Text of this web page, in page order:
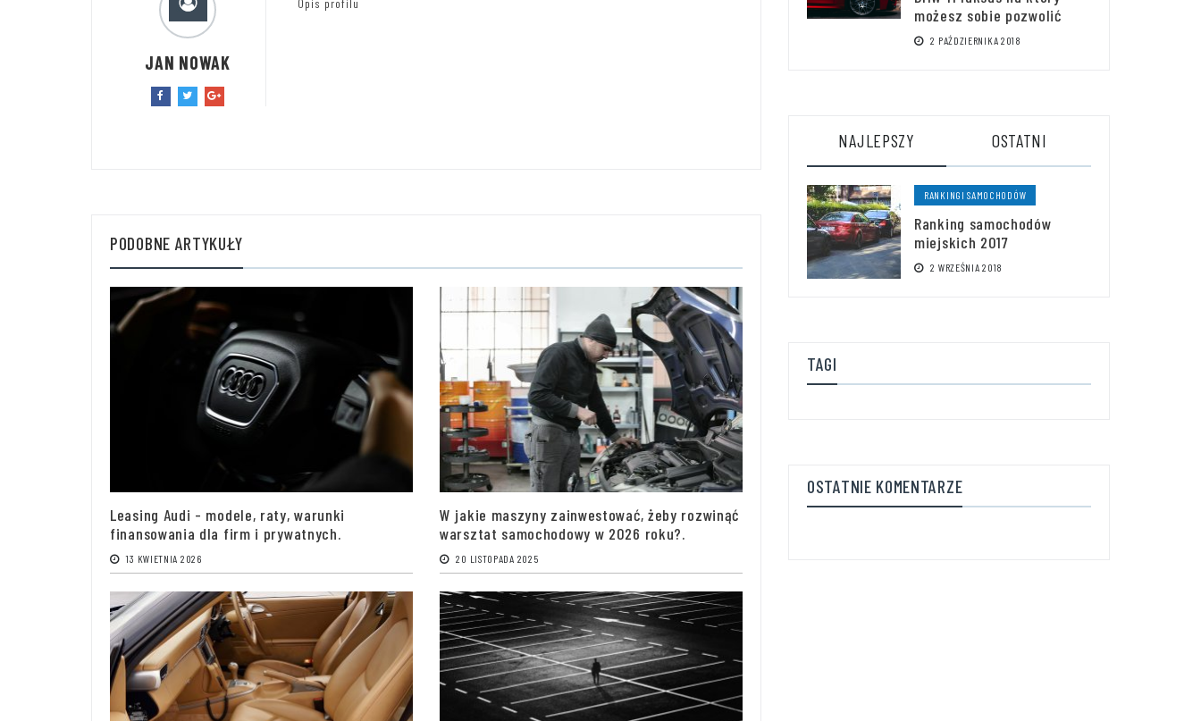
JAN NOWAK
PODOBNE ARTYKUŁY
Leasing Audi - modele, raty, warunki
finansowania dla firm i prywatnych.
13 KWIETNIA 2026
W jakie maszyny zainwestować, żeby rozwinąć
warsztat samochodowy w 2026 roku?.
20 LISTOPADA 2025
możesz sobie pozwolić
2 PAŹDZIERNIKA 2018
NAJLEPSZY OSTATNI
RANKINGI SAMOCHODÓW
Ranking samochodów
miejskich 2017
2 WRZEŚNIA 2018
TAGI
OSTATNIE KOMENTARZE